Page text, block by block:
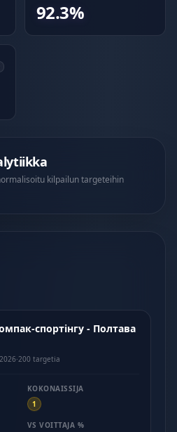
92.3%
kilpailun targeteihin
спортінгу - Полтава
·200 targetia
KOKONAISSIJA
1
VS VOITTAJA %